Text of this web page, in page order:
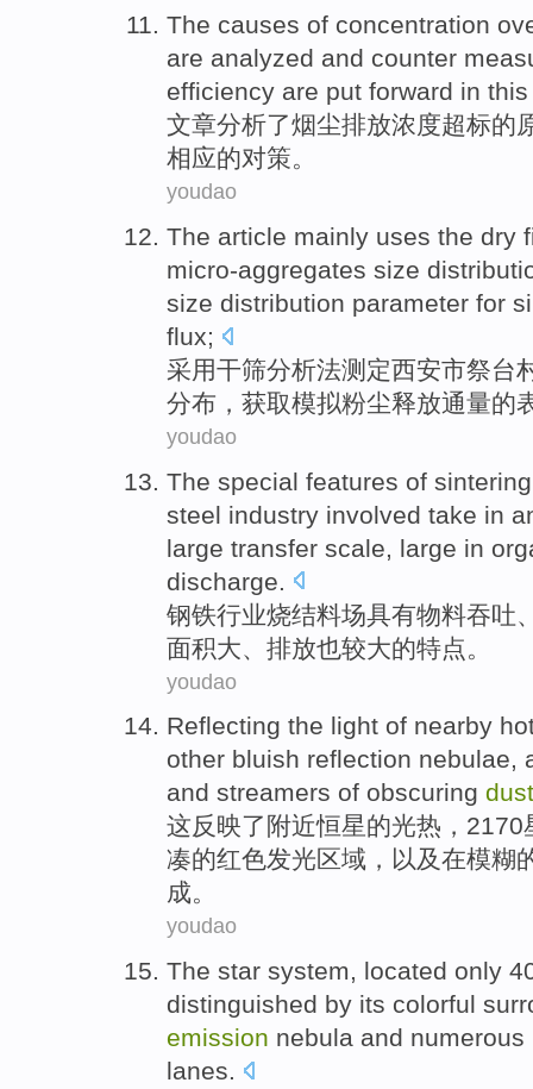
The causes of concentration
are analyzed and counter
efficiency are put forward in this
文章分析了烟尘排放浓度超标的
相应的对策。
youdao
The article mainly uses the dry
micro-aggregates size
size distribution parameter for
flux;
采用干筛分析法测定西安市祭台
分布 ， 获取模拟粉尘释放通量的
youdao
The special features of sintering
steel industry involved take in
large transfer scale , large in
discharge.
钢铁行业烧结料场具有物料吞吐
面积大 排放也较大的特点。
youdao
Reflecting the light of nearby
other bluish reflection nebulae,
and streamers of obscuring dust
这反映了 附近恒星的光热，2170
凑的红色发光区域 ， 以及在模糊
成。
youdao
The star system, located only
distinguished by its colorful
emission nebula and numerous
lanes.